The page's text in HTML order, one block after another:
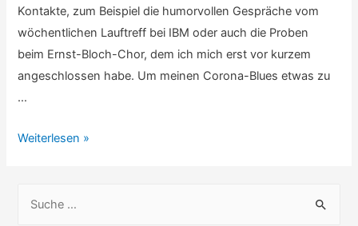
Kontakte, zum Beispiel die humorvollen Gespräche vom
wöchentlichen Lauftreff bei IBM oder auch die Proben
beim Ernst-Bloch-Chor, dem ich mich erst vor kurzem
angeschlossen habe. Um meinen Corona-Blues etwas zu
…
Viva
Weiterlesen »